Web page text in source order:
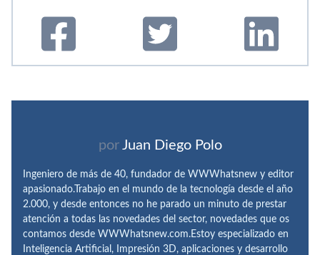
por Juan Diego Polo
Ingeniero de más de 40, fundador de WWWhatsnew y editor
apasionado.Trabajo en el mundo de la tecnología desde el año
2.000, y desde entonces no he parado un minuto de prestar
atención a todas las novedades del sector, novedades que os
contamos desde WWWhatsnew.com.Estoy especializado en
Inteligencia Artificial, Impresión 3D, aplicaciones y desarrollo